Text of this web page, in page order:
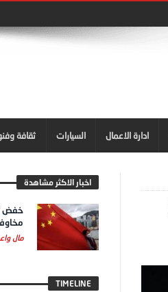
ادارة الاعمال السيارات ثقافة
اخبار الاكثر مشاهدة
خفض
مال
TIMELINE